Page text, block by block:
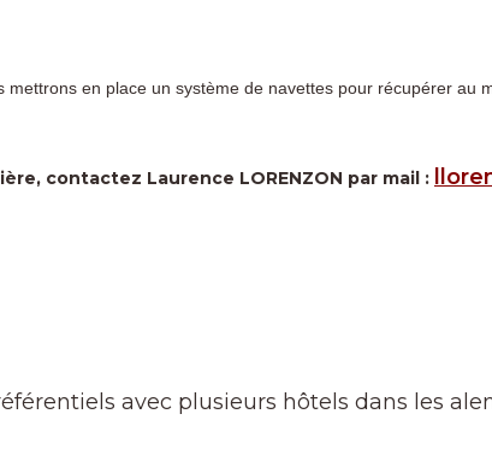
en place un système de navettes pour récupérer au
contactez Laurence LORENZON par mail :
avec plusieurs hôtels dans les